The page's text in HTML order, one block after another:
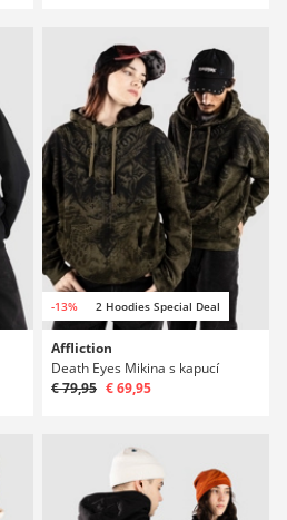
-13% 2 Hoodies Special Deal
Affliction
Death Eyes Mikina s kapucí
€ 79,95 € 69,95